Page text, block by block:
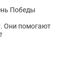
Победы
Они помогают